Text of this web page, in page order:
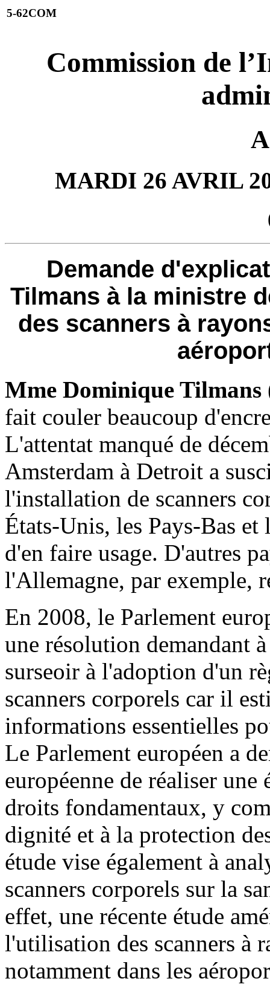
5-62COM
Commission de
MARDI 26 AVRIL
Demande
Tilmans à la ministre
des scanners à
Mme Dominique Tilmans
fait couler beaucoup
L'attentat manqué de
Amsterdam à Detroit a
l'installation de scanners
États-Unis, les Pays-Bas
d'en faire usage. D'autres
l'Allemagne, par exemple,
En 2008, le Parlement
une résolution demandant
surseoir à l'adoption d'un
scanners corporels car il
informations essentielles
Le Parlement européen a
européenne de réaliser une
droits fondamentaux, y
dignité et à la protection
étude vise également à
scanners corporels sur la
effet, une récente étude
l'utilisation des scanners à
notamment dans les